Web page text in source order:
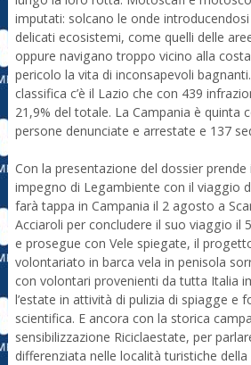
imputati: solcano le onde
delicati ecosistemi, come quelli delle
oppure navigano troppo vicino alla
pericolo la vita di inconsapevoli
classifica c’è il Lazio che con 439
21,9% del totale. La Campania è quinta
persone denunciate e arrestate e 137
Con la presentazione del dossier prende
impegno di Legambiente con il viaggio
farà tappa in Campania il 2 agosto a
Acciaroli per concludere il suo viaggio il
e prosegue con Vele spiegate, il
volontariato in barca vela in penisola
con volontari provenienti da tutta Italia
l’estate in attività di pulizia di spiagge e
scientifica. E ancora con la storica
sensibilizzazione Riciclaestate, per
differenziata nelle località turistiche della